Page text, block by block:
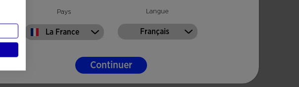
Pays
La France
Langue
Français
Continuer